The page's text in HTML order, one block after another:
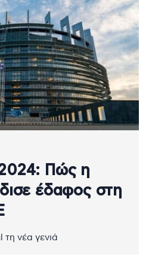
Πώς η
έδαφος στη
νέα γενιά